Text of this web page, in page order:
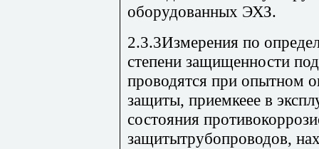
оборудованных ЭХЗ.
2.3.3Измерения по
степени защищенности
проводятся при опытном
защиты, приемкеее в
состояния
защитытрубопроводов,